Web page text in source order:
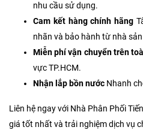
nhu cầu sử dụng.
Cam kết hàng chính hãng
nhãn và bảo hành từ nhà
Miễn phí vận chuyển trên
vực TP.HCM.
Nhận lắp bồn nước Nhanh
Liên hệ ngay với Nhà Phân Phối
giá tốt nhất và trải nghiệm dịch vụ